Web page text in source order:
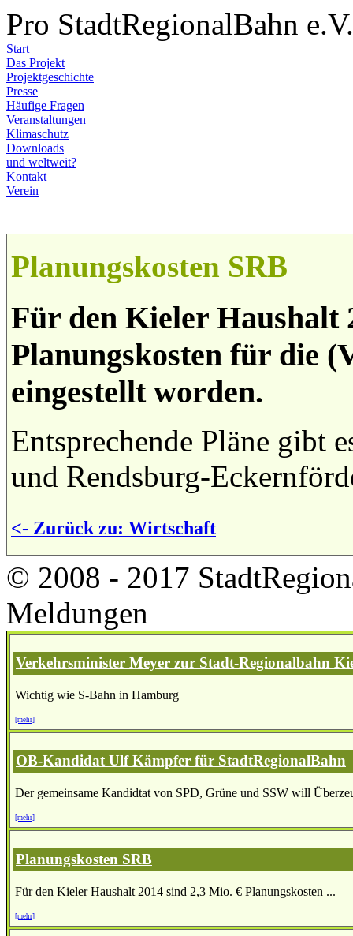
Pro StadtRegionalBahn e.V.
Start
Das Projekt
Projektgeschichte
Presse
Häufige Fragen
Veranstaltungen
Klimaschutz
Downloads
und weltweit?
Kontakt
Verein
Planungskosten SRB
Für den Kieler Haushalt
Planungskosten für die
eingestellt worden.
Entsprechende Pläne gibt
und Rendsburg-
<- Zurück zu: Wirtschaft
© 2008 - 2017
Meldungen
Verkehrsminister Meyer zur Stadt-Regionalbahn
Wichtig wie S-Bahn in Hamburg
[mehr]
OB-Kandidat Ulf Kämpfer für StadtRegionalBahn
Der gemeinsame Kandidtat von SPD, Grüne und SSW will
[mehr]
Planungskosten SRB
Für den Kieler Haushalt 2014 sind 2,3 Mio. € Planungskosten ...
[mehr]